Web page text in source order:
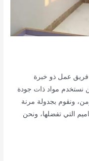
فريق عمل ذو خبرة
نستخدم مواد ذات جودة
ونقوم بجدولة مرنة
التي تفضلها، ونحن